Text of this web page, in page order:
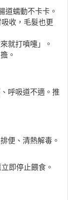
道蠕動不卡卡。
收，毛髮也更
就打噴嚏」。
。
呼吸道不適。推
便、清熱解毒。
即停止餵食。